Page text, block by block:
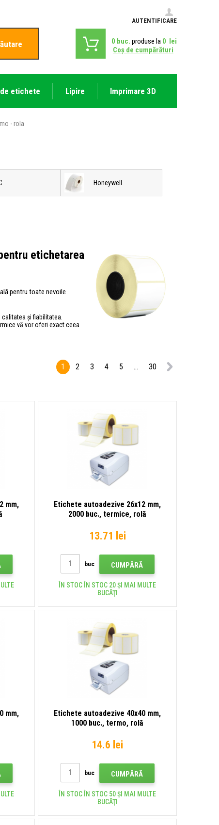
AUTENTIFICARE
0 buc. produse la 0 lei
Coş de cumpărături
etichete Lipire Imprimare 3D
- rola
Honeywell
etichetarea
pentru toate nevoile
și fiabilitatea.
vă vor oferi exact ceea
1
2 3 4 5 ... 30
mm,
Etichete autoadezive 26x12 mm,
2000 buc., termice, rolă
13.71 lei
buc CUMPĂRĂ
ÎN STOC ÎN STOC 20 ȘI MAI MULTE
BUCĂŢI
mm,
Etichete autoadezive 40x40 mm,
1000 buc., termo, rolă
14.6 lei
buc CUMPĂRĂ
ÎN STOC ÎN STOC 50 ȘI MAI MULTE
BUCĂŢI